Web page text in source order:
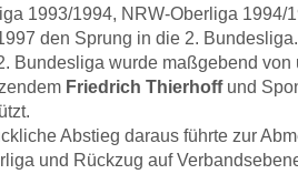
1993/1994, NRW-Oberliga 1994/
den Sprung in die 2. Bundesliga.
Bundesliga wurde maßgebend von
Friedrich Thierhoffund
Abstieg daraus führte zur
und Rückzug auf